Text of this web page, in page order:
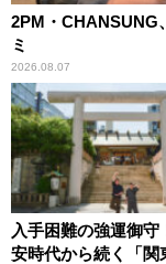
2PM・CHANSUNG
ミ
2026.08.07
入手困難の強運御
安時代から続く「関